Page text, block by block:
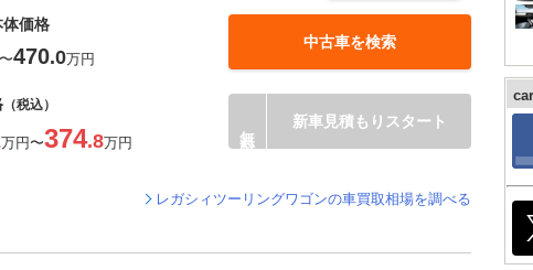
価格
〜470.0万円
中古車を検索
（税込）
万円〜374.8万円
新車見積もりスタート
レガシィツーリングワゴンの車買取相場を調べる